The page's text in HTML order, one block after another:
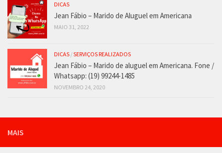
DICAS
Jean Fábio – Marido de Aluguel em Americana
MAIO 31, 2022
DICAS /SERVIÇOS REALIZADOS
Jean Fábio – Marido de aluguel em Americana. Fone /
Whatsapp: (19) 99244-1485
NOVEMBRO 24, 2020
MAIS